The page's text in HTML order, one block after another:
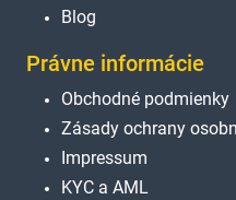
Blog
Právne informácie
Obchodné podmienky
Zásady ochrany
Impressum
KYC a AML